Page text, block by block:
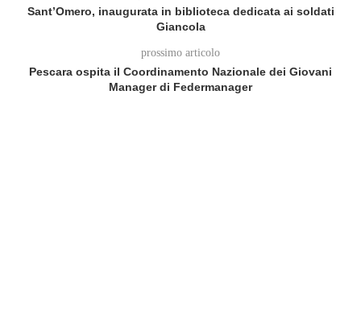
Sant’Omero, inaugurata in biblioteca dedicata ai soldati
Giancola
prossimo articolo
Pescara ospita il Coordinamento Nazionale dei Giovani
Manager di Federmanager